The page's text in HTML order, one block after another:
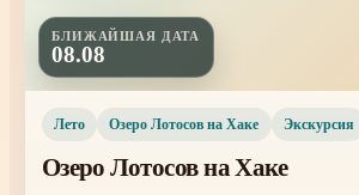
БЛИЖАЙШАЯ ДАТА
08.08
Лето Озеро Лотосов на Хаке Экскурсия
Озеро Лотосов на Хаке